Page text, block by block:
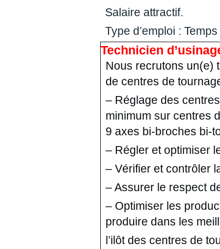
Salaire attractif.
Type d’emploi :
Technicien
Nous recrutons un(e)
de centres de
– Réglage des
minimum sur centres
9 axes bi-broches bi-
– Régler et optimiser
– Vérifier et contrôler
– Assurer le respect
– Optimiser les
produire dans les
l’ilôt des centres de